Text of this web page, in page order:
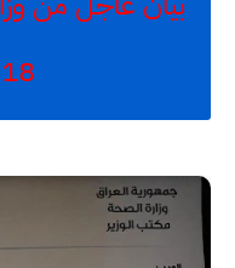
18-3-2020